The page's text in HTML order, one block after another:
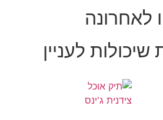
לאחרונה
לעניין